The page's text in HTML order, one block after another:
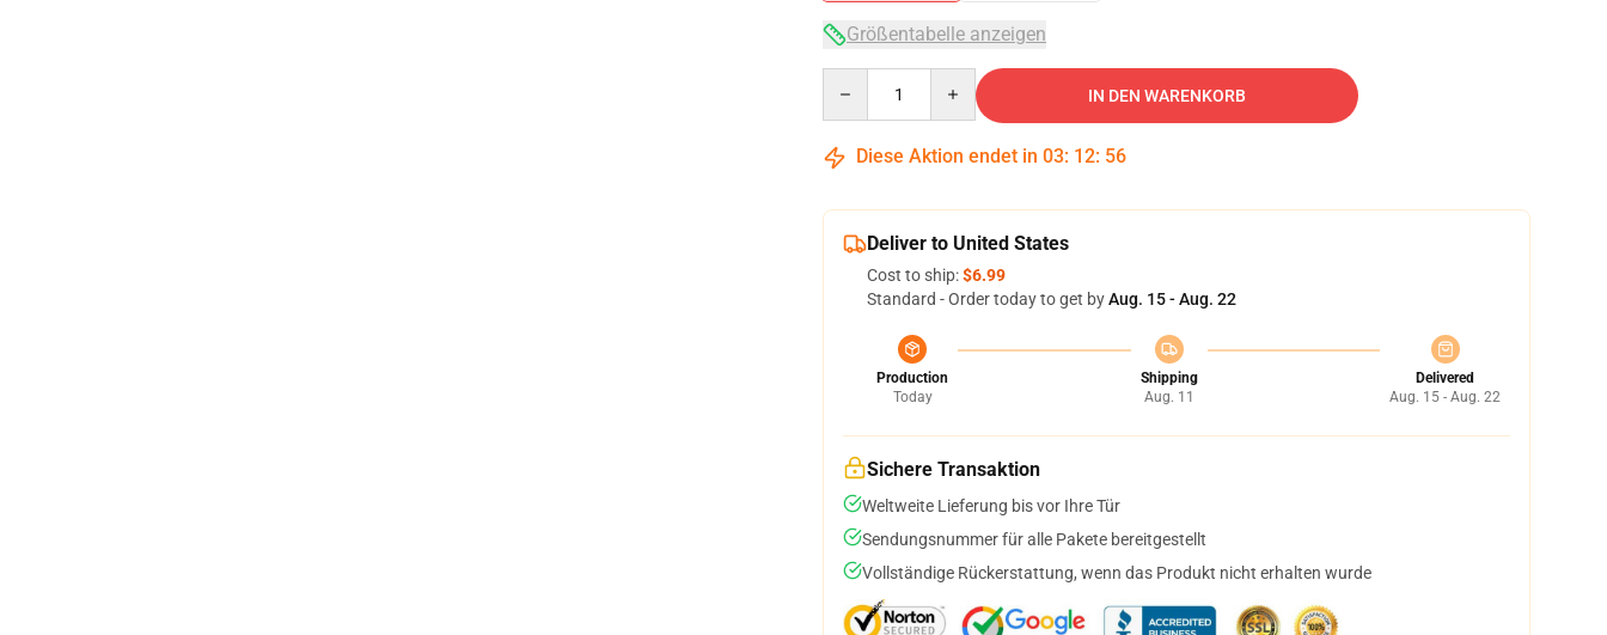
Größentabelle anzeigen
IN DEN WARENKORB
Diese Aktion endet in 03: 12: 55
Deliver to United States
Cost to ship:$6.99
Standard - Order today to get byAug. 15 - Aug. 22
Production
Today
Shipping
Aug. 11
Delivered
Aug. 15 - Aug. 22
Sichere Transaktion
Weltweite Lieferung bis vor Ihre Tür
Sendungsnummer für alle Pakete bereitgestellt
Vollständige Rückerstattung, wenn das Produkt nicht erhalten wurde